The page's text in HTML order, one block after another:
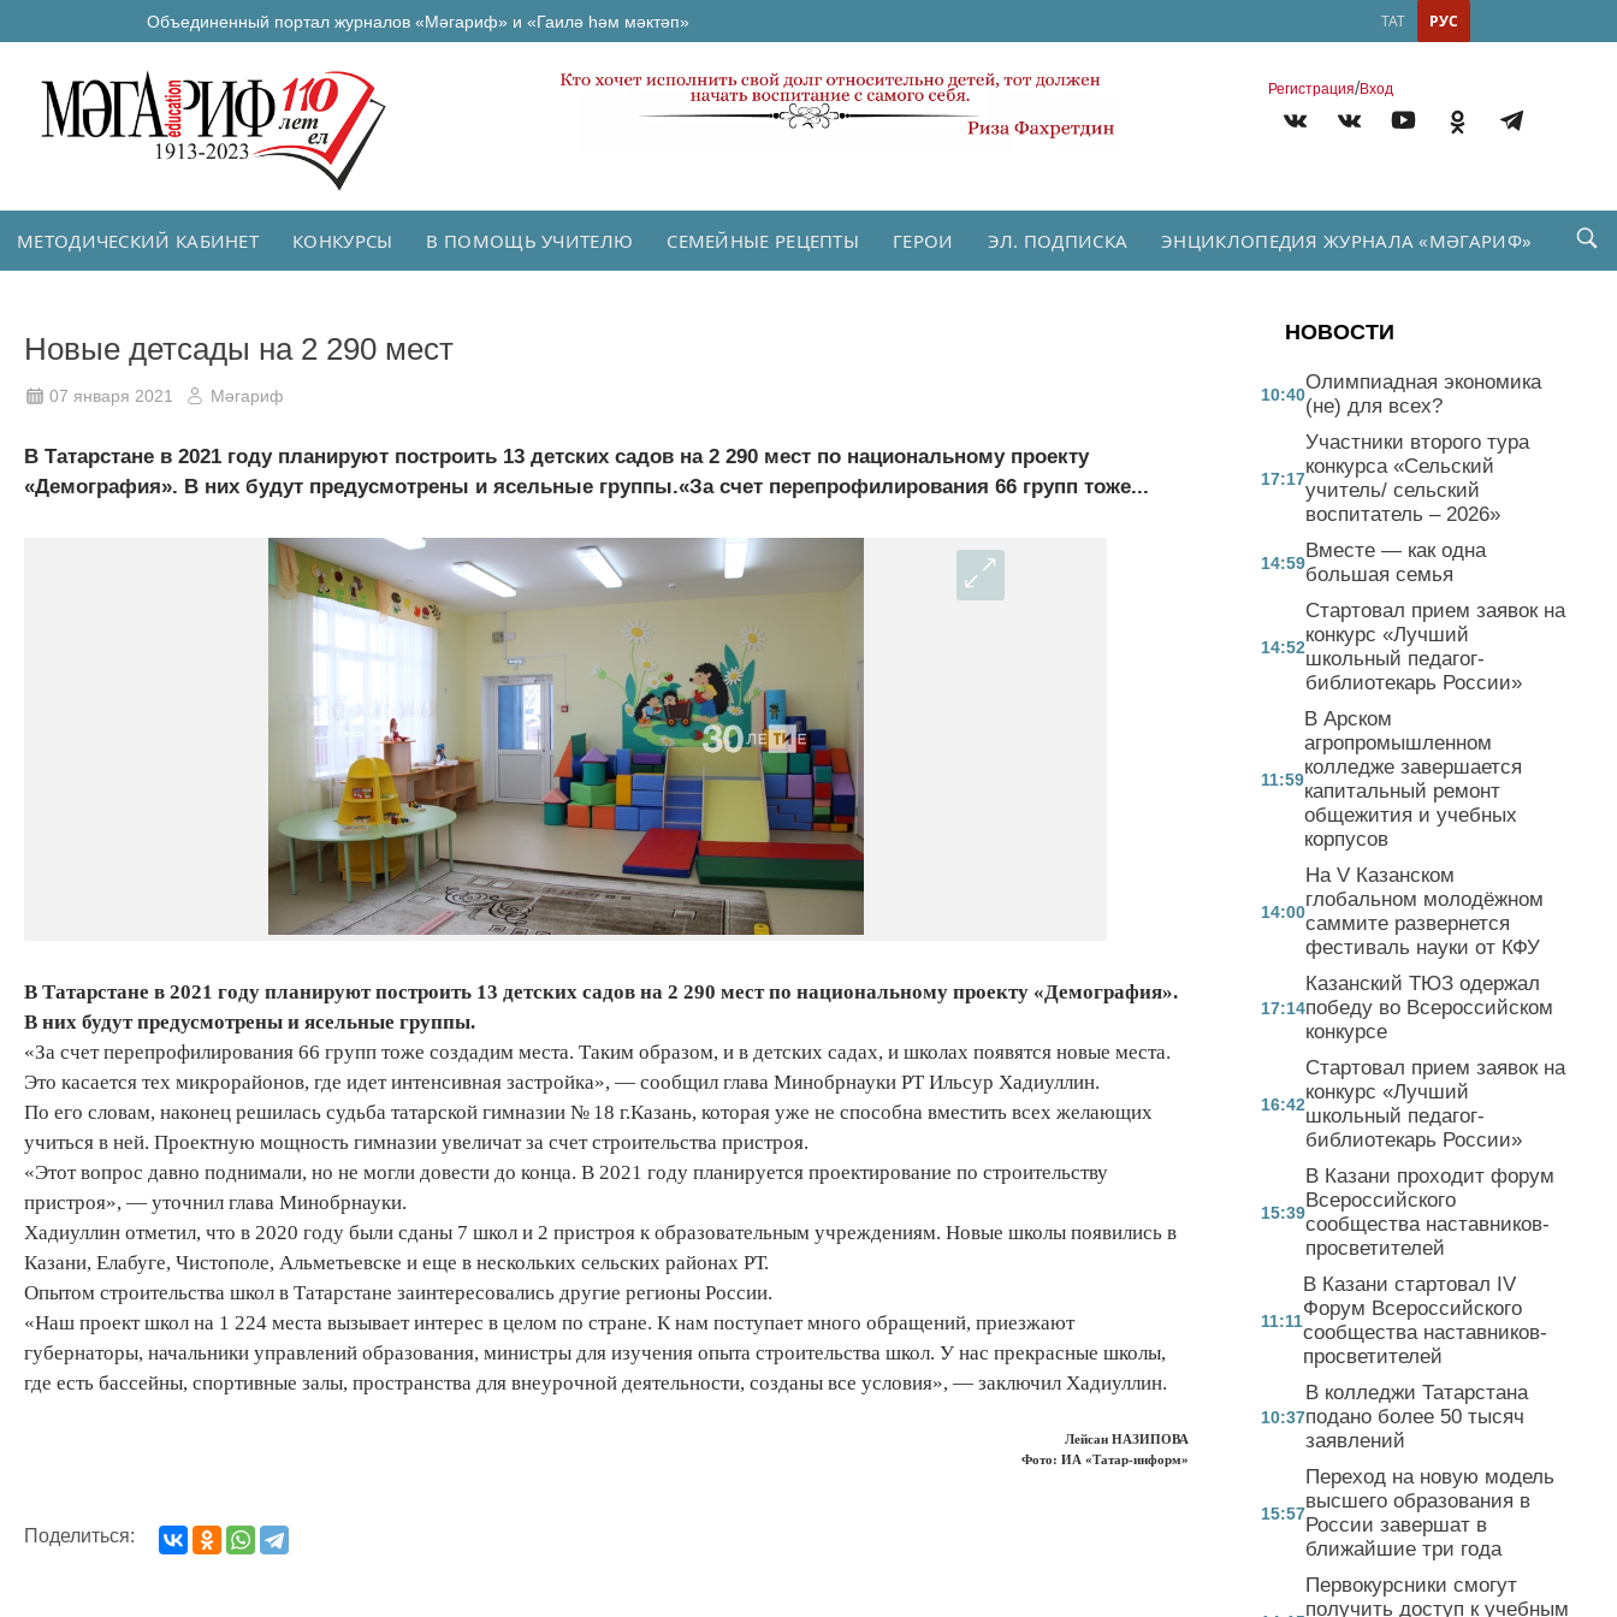
Объединенный портал журналов «Мәгариф» и «Гаилә һәм мәктәп» РУС
ТАТ
Регистрация/Вход
МЕТОДИЧЕСКИЙ КАБИНЕТ КОНКУРСЫ В ПОМОЩЬ УЧИТЕЛЮ СЕМЕЙНЫЕ РЕЦЕПТЫ ГЕРОИ ЭЛ. ПОДПИСКА ЭНЦИКЛОПЕДИЯ ЖУРНАЛА «МӘГАРИФ»
Новые детсады на 2 290 мест
07 января 2021 Мәгариф
В Татарстане в 2021 году планируют построить 13 детских садов на 2 290 мест по национальному проекту
«Демография». В них будут предусмотрены и ясельные группы.«За счет перепрофилирования 66 групп тоже...
В Татарстане в 2021 году планируют построить 13 детских садов на 2 290 мест по национальному проекту «Демография».
В них будут предусмотрены и ясельные группы.
«За счет перепрофилирования 66 групп тоже создадим места. Таким образом, и в детских садах, и школах появятся новые места.
Это касается тех микрорайонов, где идет интенсивная застройка», — сообщил глава Минобрнауки РТ Ильсур Хадиуллин.
По его словам, наконец решилась судьба татарской гимназии № 18 г.Казань, которая уже не способна вместить всех желающих
учиться в ней. Проектную мощность гимназии увеличат за счет строительства пристроя.
«Этот вопрос давно поднимали, но не могли довести до конца. В 2021 году планируется проектирование по строительству
пристроя», — уточнил глава Минобрнауки.
Хадиуллин отметил, что в 2020 году были сданы 7 школ и 2 пристроя к образовательным учреждениям. Новые школы появились в
Казани, Елабуге, Чистополе, Альметьевске и еще в нескольких сельских районах РТ.
Опытом строительства школ в Татарстане заинтересовались другие регионы России.
«Наш проект школ на 1 224 места вызывает интерес в целом по стране. К нам поступает много обращений, приезжают
губернаторы, начальники управлений образования, министры для изучения опыта строительства школ. У нас прекрасные школы,
где есть бассейны, спортивные залы, пространства для внеурочной деятельности, созданы все условия», — заключил Хадиуллин.
Лейсан НАЗИПОВА
Фото: ИА «Татар-информ»
Поделиться:
НОВОСТИ
10:40
Олимпиадная экономика
(не) для всех?
17:17
Участники второго тура
конкурса «Сельский
учитель/ сельский
воспитатель – 2026»
14:59
Вместе — как одна
большая семья
14:52
Стартовал прием заявок на
конкурс «Лучший
школьный педагог-
библиотекарь России»
11:59
В Арском
агропромышленном
колледже завершается
капитальный ремонт
общежития и учебных
корпусов
14:00
На V Казанском
глобальном молодёжном
саммите развернется
фестиваль науки от КФУ
17:14
Казанский ТЮЗ одержал
победу во Всероссийском
конкурсе
16:42
Стартовал прием заявок на
конкурс «Лучший
школьный педагог-
библиотекарь России»
15:39
В Казани проходит форум
Всероссийского
сообщества наставников-
просветителей
11:11
В Казани стартовал IV
Форум Всероссийского
сообщества наставников-
просветителей
10:37
В колледжи Татарстана
подано более 50 тысяч
заявлений
15:57
Переход на новую модель
высшего образования в
России завершат в
ближайшие три года
Первокурсники смогут
получить доступ к учебным